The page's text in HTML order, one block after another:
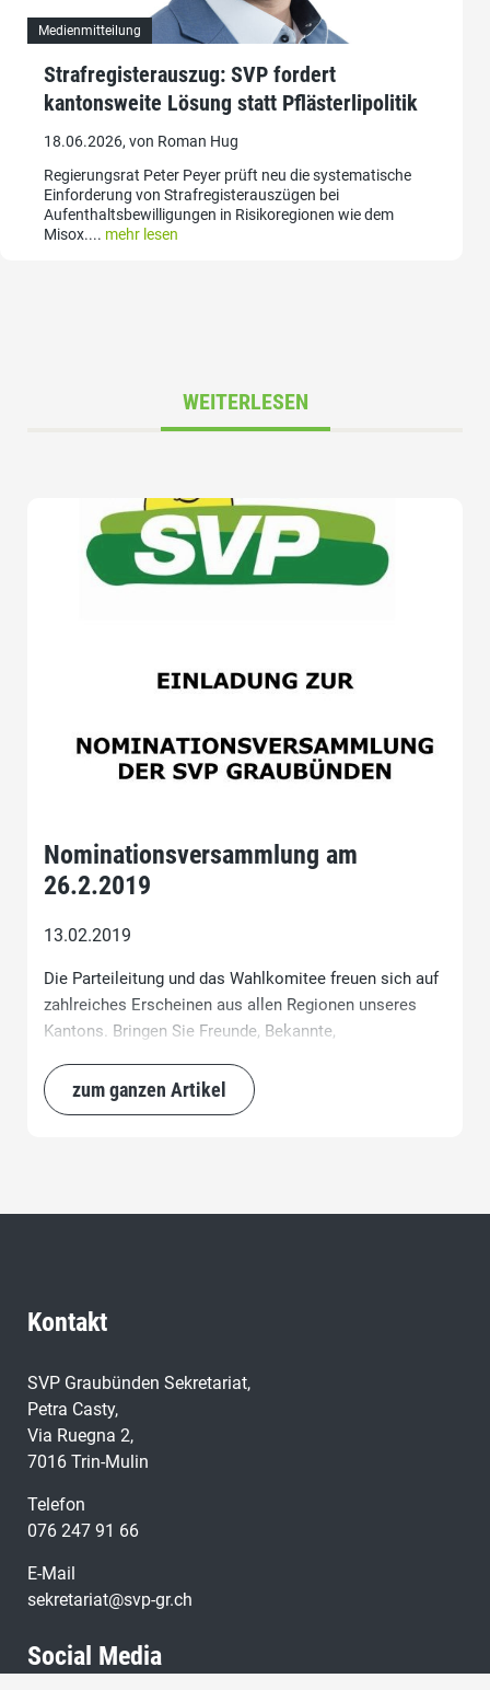
Medienmitteilung
Strafregisterauszug: SVP fordert
kantonsweite Lösung statt Pflästerlipolitik
18.06.2026, von Roman Hug
Regierungsrat Peter Peyer prüft neu die systematische
Einforderung von Strafregisterauszügen bei
Aufenthaltsbewilligungen in Risikoregionen wie dem
Misox.... mehr lesen
WEITERLESEN
Nominationsversammlung am
26.2.2019
13.02.2019
Die Parteileitung und das Wahlkomitee freuen sich auf
zahlreiches Erscheinen aus allen Regionen unseres
Kantons. Bringen Sie Freunde, Bekannte,
Nominationsversammlung.
zum ganzen Artikel
Kontakt
SVP Graubünden Sekretariat,
Petra Casty,
Via Ruegna 2,
7016 Trin-Mulin
Telefon
076 247 91 66
E-Mail
sekretariat@svp-gr.ch
Social Media